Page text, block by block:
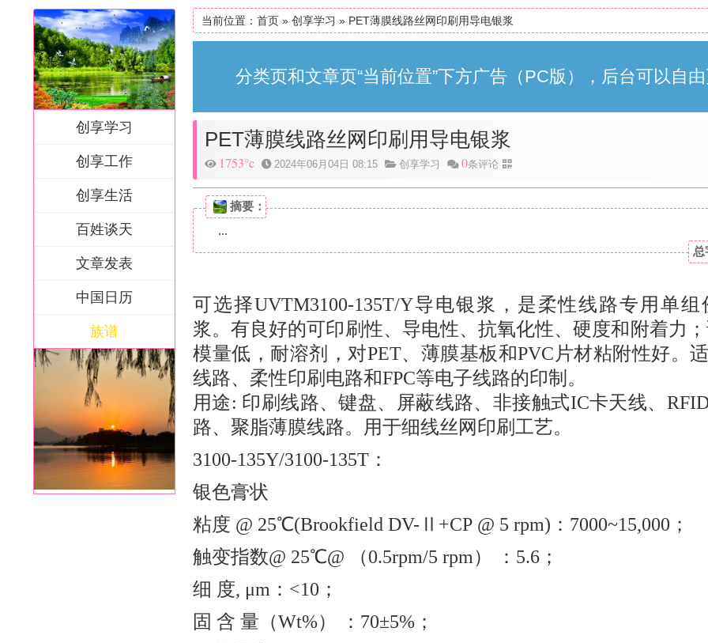
创享学习
创享工作
创享生活
百姓谈天
文章发表
中国日历
族谱
当前位置： 首页 » 创享学习 » PET薄膜线路丝网印刷用导电银浆
分类页和文章页“当前位置”下方广告（PC版），后台可以自
PET薄膜线路丝网印刷用导电银浆
1753°c 2024年06月04日 08:15 创享学习 0条评论
摘要：
...
总
可选择UVTM3100-135T/Y导电银浆，是柔性线路专用单组
浆。有良好的可印刷性、导电性、抗氧化性、硬度和附着力
模量低，耐溶剂，对PET、薄膜基板和PVC片材粘附性好。
线路、柔性印刷电路和FPC等电子线路的印制。
用途: 印刷线路、键盘、屏蔽线路、非接触式IC卡天线、
路、聚脂薄膜线路。用于细线丝网印刷工艺。
3100-135Y/3100-135T：
银色膏状
粘度 @ 25℃(Brookfield DV-Ⅱ+CP @ 5 rpm)：7000~15,000；
触变指数@ 25℃@ （0.5rpm/5 rpm） ：5.6；
细 度, μm：<10；
固 含 量（Wt%） ：70±5%；